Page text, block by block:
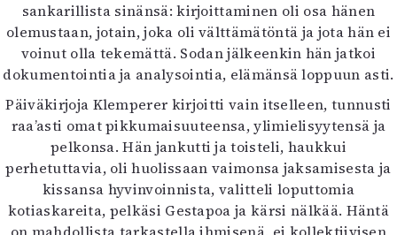
sankarillista sinänsä: kirjoittaminen oli osa hänen
olemustaan, jotain, joka oli välttämätöntä ja jota hän ei
voinut olla tekemättä. Sodan jälkeenkin hän jatkoi
dokumentointia ja analysointia, elämänsä loppuun asti.
Päiväkirjoja Klemperer kirjoitti vain itselleen, tunnusti
raa’asti omat pikkumaisuuteensa, ylimielisyytensä ja
pelkonsa. Hän jankutti ja toisteli, haukkui
perhetuttavia, oli huolissaan vaimonsa jaksamisesta ja
kissansa hyvinvoinnista, valitteli loputtomia
kotiaskareita, pelkäsi Gestapoa ja kärsi nälkää. Häntä